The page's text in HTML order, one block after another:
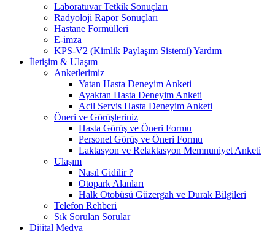
Laboratuvar Tetkik Sonuçları
Radyoloji Rapor Sonuçları
Hastane Formülleri
E-imza
KPS-V2 (Kimlik Paylaşım Sistemi) Yardım
İletişim & Ulaşım
Anketlerimiz
Yatan Hasta Deneyim Anketi
Ayaktan Hasta Deneyim Anketi
Acil Servis Hasta Deneyim Anketi
Öneri ve Görüşleriniz
Hasta Görüş ve Öneri Formu
Personel Görüş ve Öneri Formu
Laktasyon ve Relaktasyon Memnuniyet Anketi
Ulaşım
Nasıl Gidilir ?
Otopark Alanları
Halk Otobüsü Güzergah ve Durak Bilgileri
Telefon Rehberi
Sık Sorulan Sorular
Dijital Medya